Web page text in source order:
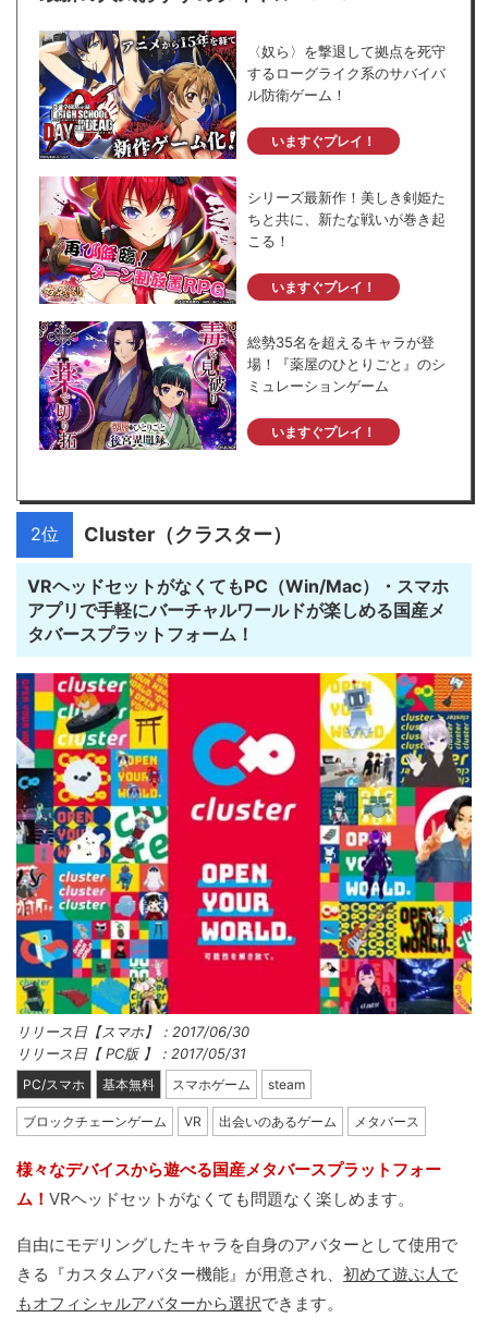
〈奴ら〉を撃退して拠点を死守
するローグライク系のサバイバ
ル防衛ゲーム！
いますぐプレイ！
シリーズ最新作！美しき剣姫た
ちと共に、新たな戦いが巻き起
こる！
いますぐプレイ！
総勢35名を超えるキャラが登
場！『薬屋のひとりごと』のシ
ミュレーションゲーム
いますぐプレイ！
2位 Cluster（クラスター）
VRヘッドセットがなくてもPC（Win/Mac）・スマホ
アプリで手軽にバーチャルワールドが楽しめる国産メ
タバースプラットフォーム！
リリース日【スマホ】：2017/06/30
リリース日【 PC版 】：2017/05/31
PC/スマホ 基本無料 スマホゲーム steam
ブロックチェーンゲーム VR 出会いのあるゲーム メタバース
様々なデバイスから遊べる国産メタバースプラットフォー
ム！ VRヘッドセットがなくても問題なく楽しめます。
自由にモデリングしたキャラを自身のアバターとして使用で
きる『カスタムアバター機能』が用意され、 初めて遊ぶ人で
もオフィシャルアバターから選択できます。